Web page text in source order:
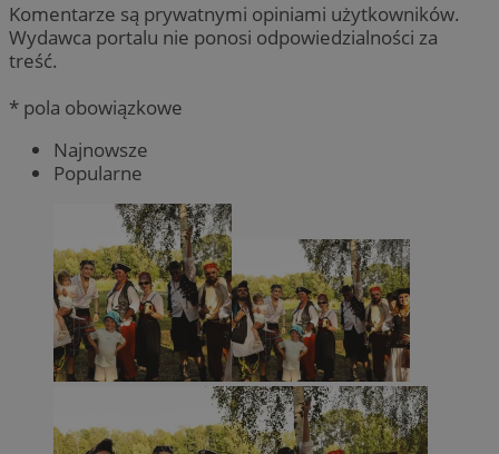
Komentarze są prywatnymi opiniami użytkowników.
Wydawca portalu nie ponosi odpowiedzialności za
treść.
* pola obowiązkowe
Najnowsze
Popularne